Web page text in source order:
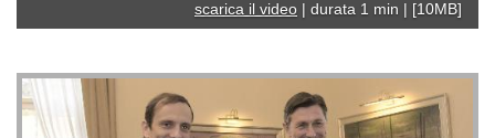
scarica il video | durata 1 min | [10MB]